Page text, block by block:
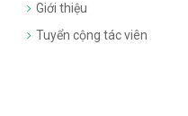
Giới thiệu
Tuyển cộng tác viên